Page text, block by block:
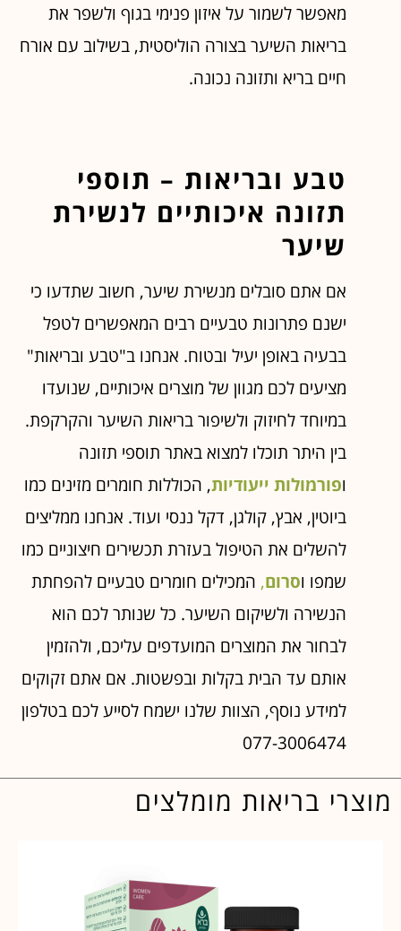
מאפשר לשמור על איזון פנימי בגוף ולשפר את
בריאות השיער בצורה הוליסטית, בשילוב עם אורח
חיים בריא ותזונה נכונה.
טבע ובריאות – תוספי
תזונה איכותיים לנשירת
שיער
אם אתם סובלים מנשירת שיער, חשוב שתדעו כי
ישנם פתרונות טבעיים רבים המאפשרים לטפל
בבעיה באופן יעיל ובטוח. אנחנו ב"טבע ובריאות"
מציעים לכם מגוון של מוצרים איכותיים, שנועדו
במיוחד לחיזוק ולשיפור בריאות השיער והקרקפת.
בין היתר תוכלו למצוא באתר תוספי תזונה
ופורמולות ייעודיות, הכוללות חומרים מזינים כמו
ביוטין, אבץ, קולגן, דקל ננסי ועוד. אנחנו ממליצים
להשלים את הטיפול בעזרת תכשירים חיצוניים כמו
שמפו וסרום, המכילים חומרים טבעיים להפחתת
הנשירה ולשיקום השיער. כל שנותר לכם הוא
לבחור את המוצרים המועדפים עליכם, ולהזמין
אותם עד הבית בקלות ובפשטות. אם אתם זקוקים
למידע נוסף, הצוות שלנו ישמח לסייע לכם בטלפון
077-3006474
מוצרי בריאות מומלצים